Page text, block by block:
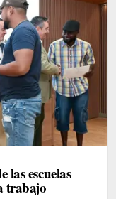
las escuelas
trabajo